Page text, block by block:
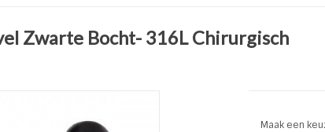
Zwarte Bocht- 316L Chirurgisch
Maak een